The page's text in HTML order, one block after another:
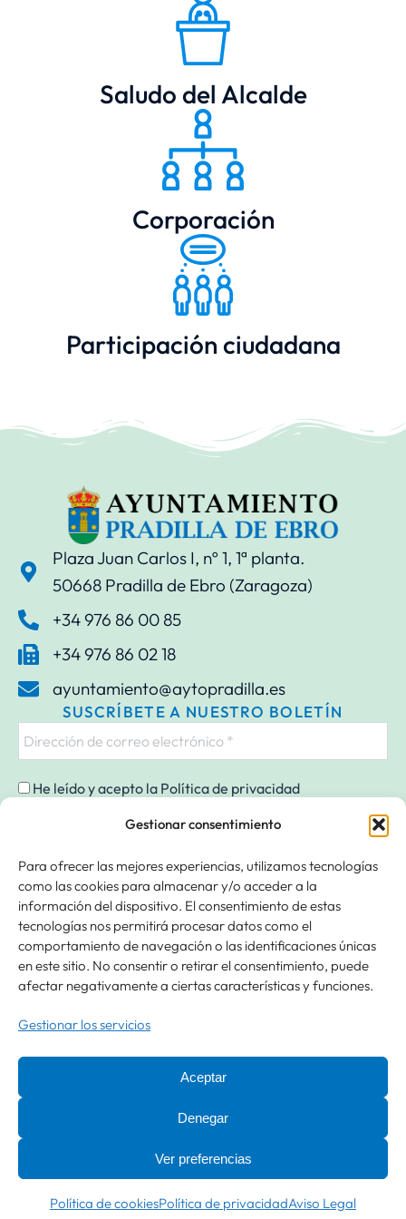
Gestionar consentimiento
Para ofrecer las mejores experiencias, utilizamos tecnologías
como las cookies para almacenar y/o acceder a la
información del dispositivo. El consentimiento de estas
tecnologías nos permitirá procesar datos como el
comportamiento de navegación o las identificaciones únicas
en este sitio. No consentir o retirar el consentimiento, puede
afectar negativamente a ciertas características y funciones.
Gestionar los servicios
Aceptar
Denegar
Ver preferencias
Política de cookiesPolítica de privacidadAviso Legal
Saludo del Alcalde
Corporación
Participación ciudadana
Plaza Juan Carlos I, nº 1, 1ª planta.
50668 Pradilla de Ebro (Zaragoza)
+34 976 86 00 85
+34 976 86 02 18
ayuntamiento@aytopradilla.es
SUSCRÍBETE A NUESTRO BOLETÍN
He leído y acepto la Política de privacidad
Responsable » Ayuntamiento de Pradilla de Ebro. / Finalidad »
enviarte nuestras publicaciones y noticias. / Legitimación » tu
consentimiento. / Destinatarios » solo se realizan cesiones si
existe una obligación legal. / Derechos » podrás ejercer tus
derechos de acceso, rectificación, limitación y suprimir los datos
como se indica en laPolítica de Privacidad.
INFORMACIÓN LEGAL
Aviso Legal
Política de cookies
© 2025 Ayuntamiento de Pradilla de Ebro
Diseñado porEstudio Digital MC Clic